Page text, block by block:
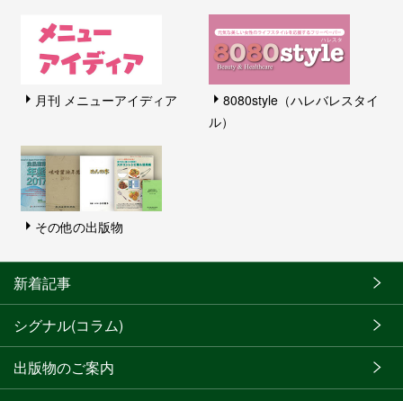
月刊 メニューアイディア
8080style（ハレバレスタイ
ル）
その他の出版物
新着記事
シグナル(コラム)
出版物のご案内